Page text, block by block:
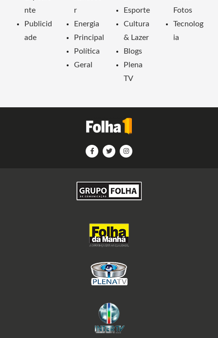
nte
Publicid
ade
r
Energia
Principal
Política
Geral
Esporte
Cultura
& Lazer
Blogs
Plena
TV
Fotos
Tecnolog
ia